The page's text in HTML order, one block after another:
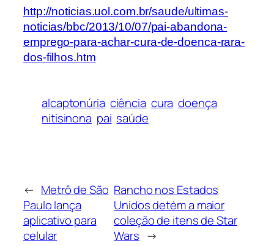
http://noticias.uol.com.br/saude/ultimas-
noticias/bbc/2013/10/07/pai-abandona-
emprego-para-achar-cura-de-doenca-rara-
dos-filhos.htm
alcaptonúria ciência cura doença
nitisinona pai saúde
← Metrô de São
Paulo lança
aplicativo para
celular
Rancho nos Estados
Unidos detém a maior
coleção de itens de Star
Wars →